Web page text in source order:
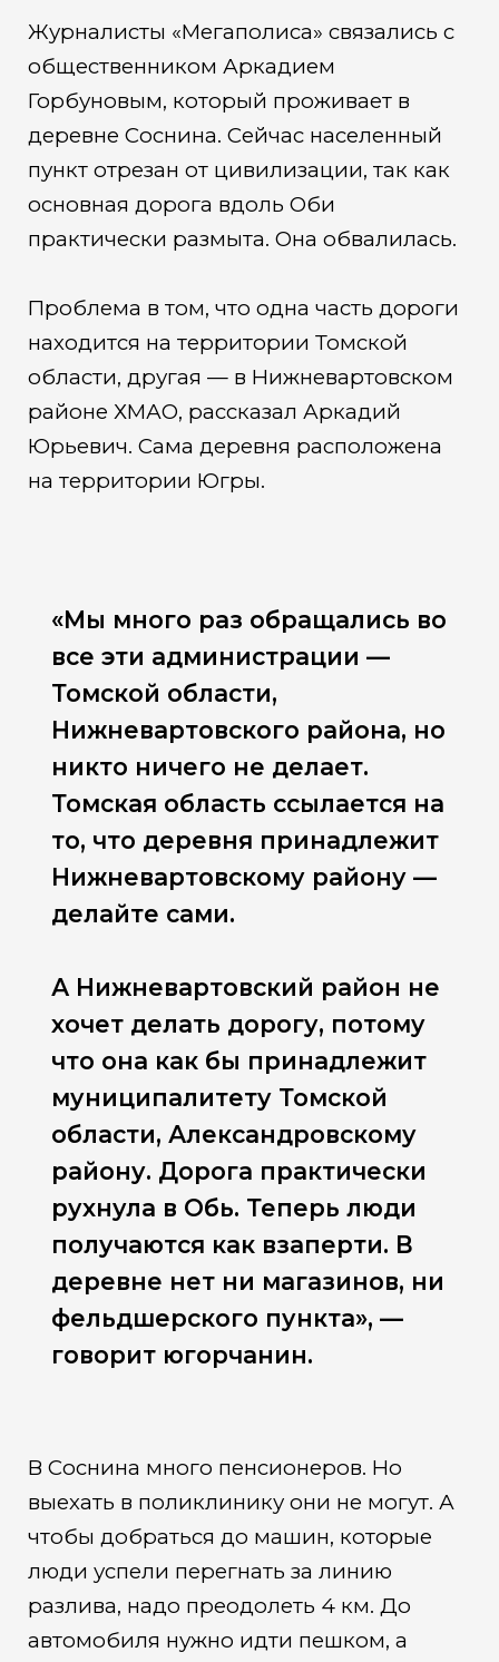
Журналисты «Мегаполиса» связались с
общественником Аркадием
Горбуновым, который проживает в
деревне Соснина. Сейчас населенный
пункт отрезан от цивилизации, так как
основная дорога вдоль Оби
практически размыта. Она обвалилась.
Проблема в том, что одна часть дороги
находится на территории Томской
области, другая — в Нижневартовском
районе ХМАО, рассказал Аркадий
Юрьевич. Сама деревня расположена
на территории Югры.
«Мы много раз обращались во
все эти администрации —
Томской области,
Нижневартовского района, но
никто ничего не делает.
Томская область ссылается на
то, что деревня принадлежит
Нижневартовскому району —
делайте сами.
А Нижневартовский район не
хочет делать дорогу, потому
что она как бы принадлежит
муниципалитету Томской
области, Александровскому
району. Дорога практически
рухнула в Обь. Теперь люди
получаются как взаперти. В
деревне нет ни магазинов, ни
фельдшерского пункта», —
говорит югорчанин.
В Соснина много пенсионеров. Но
выехать в поликлинику они не могут. А
чтобы добраться до машин, которые
люди успели перегнать за линию
разлива, надо преодолеть 4 км. До
автомобиля нужно идти пешком, а